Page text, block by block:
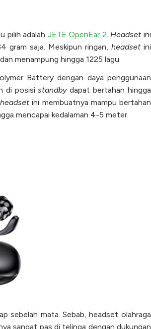
pilih adalah JETE OpenEar 2. Headset ini
gram saja. Meskipun ringan, headsetini
menampung hingga 1225 lagu.
Battery dengan daya penggunaan
di posisistandbydapat bertahan hingga
headset ini membuatnya mampu bertahan
mencapai kedalaman 4-5 meter.
sebelah mata. Sebab, headset olahraga
sangat pas di telinga dengan dukungan